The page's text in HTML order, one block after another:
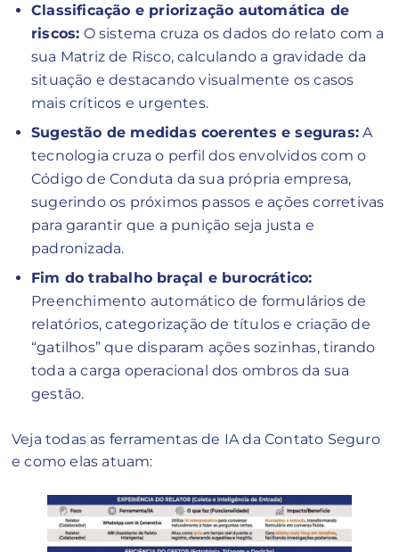
Classificação e priorização automática de
riscos: O sistema cruza os dados do relato com a
sua Matriz de Risco, calculando a gravidade da
situação e destacando visualmente os casos
mais críticos e urgentes.
Sugestão de medidas coerentes e seguras: A
tecnologia cruza o perfil dos envolvidos com o
Código de Conduta da sua própria empresa,
sugerindo os próximos passos e ações corretivas
para garantir que a punição seja justa e
padronizada.
Fim do trabalho braçal e burocrático:
Preenchimento automático de formulários de
relatórios, categorização de títulos e criação de
“gatilhos” que disparam ações sozinhas, tirando
toda a carga operacional dos ombros da sua
gestão.
Veja todas as ferramentas de IA da Contato Seguro
e como elas atuam: